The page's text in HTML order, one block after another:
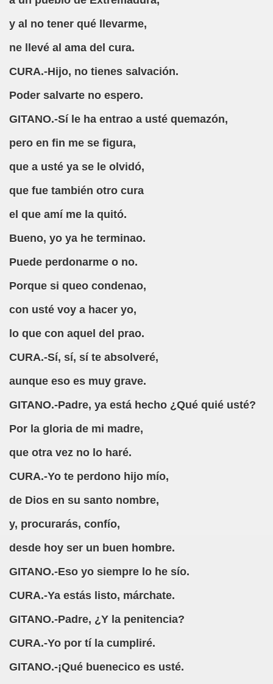
y al no tener qué llevarme,
ne llevé al ama del cura.
CURA.-Hijo, no tienes salvación.
Poder salvarte no espero.
GITANO.-Sí le ha entrao a usté quemazón,
pero en fin me se figura,
que a usté ya se le olvidó,
que fue también otro cura
el que amí me la quitó.
Bueno, yo ya he terminao.
Puede perdonarme o no.
Porque si queo condenao,
con usté voy a hacer yo,
lo que con aquel del prao.
CURA.-Sí, sí, sí te absolveré,
aunque eso es muy grave.
GITANO.-Padre, ya está hecho ¿Qué quié usté?
Por la gloria de mi madre,
que otra vez no lo haré.
CURA.-Yo te perdono hijo mío,
de Dios en su santo nombre,
y, procurarás, confío,
desde hoy ser un buen hombre.
GITANO.-Eso yo siempre lo he sío.
CURA.-Ya estás listo, márchate.
GITANO.-Padre, ¿Y la penitencia?
CURA.-Yo por tí la cumpliré.
GITANO.-¡Qué buenecico es usté.
Poco de Gramática (Desconocido)
Autores)
por CEP)
(Jorge Llopis)
Maria de Sagarra)
Fernández)
María Falocco)
García Fernández)
Samper Pizano)
(Autor Descoñocido)
de Campoamor)